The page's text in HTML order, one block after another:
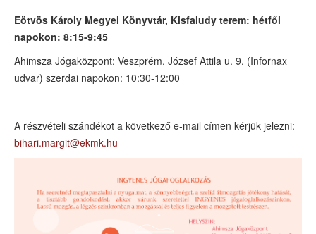
Eötvös Károly Megyei Könyvtár, Kisfaludy terem: hétfői
napokon: 8:15-9:45
Ahimsza Jógaközpont: Veszprém, József Attila u. 9. (Infornax
udvar) szerdai napokon: 10:30-12:00
A részvételi szándékot a következő e-mail címen kérjük jelezni:
bihari.margit@ekmk.hu